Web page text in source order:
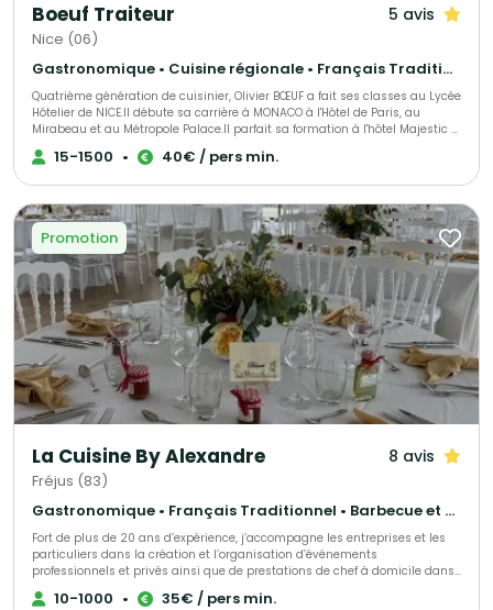
Boeuf Traiteur 5 avis
Nice (06)
Gastronomique • Cuisine régionale • Français Traditionnel
Quatrième génération de cuisinier, Olivier BŒUF a fait ses classes au Lycée
Hôtelier de NICE.Il débute sa carrière à MONACO à l'Hôtel de Paris, au
Mirabeau et au Métropole Palace.Il parfait sa formation à l'hôtel Majestic à
CANNES puis en famille aux côtés de son père à VIDAUBAN où il apprends
la cuisine du terroir Provençal. Gérant associé d'une brasserie à Nice,
15-1500 • 40€ / pers min.
Promotion
La Cuisine By Alexandre 8 avis
Fréjus (83)
Gastronomique • Français Traditionnel • Barbecue et grillades
Fort de plus de 20 ans d’expérience, j’accompagne les entreprises et les
particuliers dans la création et l’organisation d’événements
professionnels et privés ainsi que de prestations de chef à domicile dans
le Var et les Alpes-Maritimes, notamment à Cannes, Fréjus, Saint-
Raphaël, Saint-Tropez et Sainte-Maxime, à travers La Cuisine By
10-1000 • 35€ / pers min.